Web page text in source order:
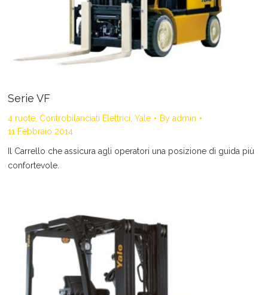
Serie VF
4 ruote, Controbilanciati Elettrici Yale By admin
11 Febbraio 2014
Il Carrello che assicura agli operatori una posizione di guida più
confortevole.